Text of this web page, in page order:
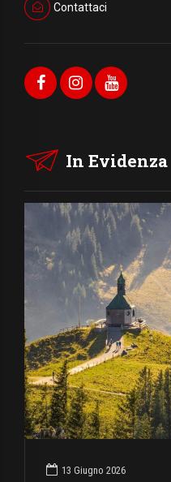
Contattaci
In Evidenza
13 Giugno 2026